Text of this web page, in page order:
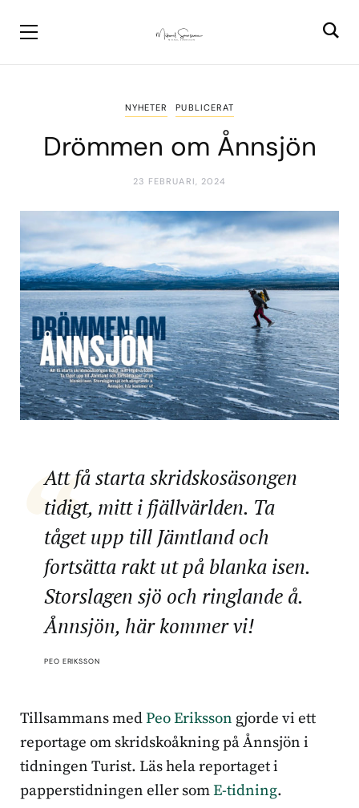
NYHETER PUBLICERAT
Drömmen om Ånnsjön
23 FEBRUARI, 2024
Att få starta skridskosäsongen
tidigt, mitt i fjällvärlden. Ta
tåget upp till Jämtland och
fortsätta rakt ut på blanka isen.
Storslagen sjö och ringlande å.
Ånnsjön, här kommer vi!
PEO ERIKSSON
Tillsammans medPeo Eriksson gjorde vi ett
reportage om skridskoåkning på Ånnsjön i
tidningen Turist. Läs hela reportaget i
papperstidningen eller somE-tidning.